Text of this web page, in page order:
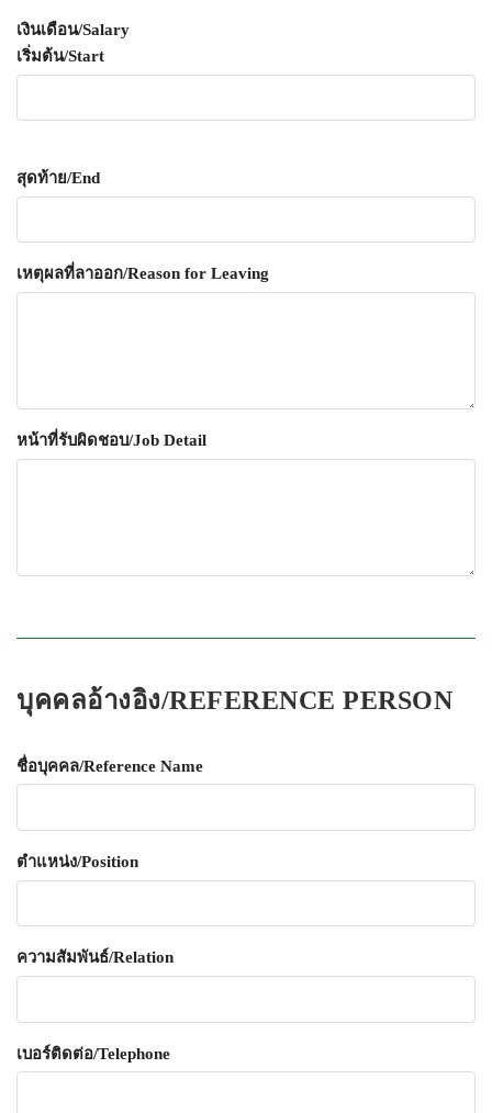
เงินเดือน/Salary
เริ่มต้น/Start
สุดท้าย/End
เหตุผลที่ลาออก/Reason for Leaving
หน้าที่รับผิดชอบ/Job Detail
บุคคลอ้างอิง/REFERENCE PERSON
ชื่อบุคคล/Reference Name
ตำแหน่ง/Position
ความสัมพันธ์/Relation
เบอร์ติดต่อ/Telephone